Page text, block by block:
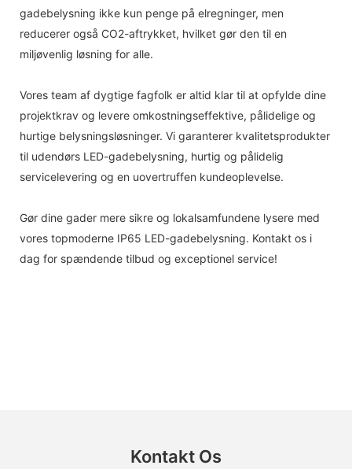
gadebelysning ikke kun penge på elregninger, men
reducerer også CO2-aftrykket, hvilket gør den til en
miljøvenlig løsning for alle.
Vores team af dygtige fagfolk er altid klar til at opfylde dine
projektkrav og levere omkostningseffektive, pålidelige og
hurtige belysningsløsninger. Vi garanterer kvalitetsprodukter
til udendørs LED-gadebelysning, hurtig og pålidelig
servicelevering og en uovertruffen kundeoplevelse.
Gør dine gader mere sikre og lokalsamfundene lysere med
vores topmoderne IP65 LED-gadebelysning. Kontakt os i
dag for spændende tilbud og exceptionel service!
Kontakt Os